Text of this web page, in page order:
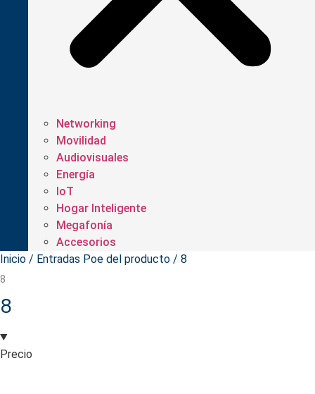
Networking
Movilidad
Audiovisuales
Energía
IoT
Hogar Inteligente
Megafonía
Accesorios
Inicio / Entradas Poe del producto / 8
8
8
Precio